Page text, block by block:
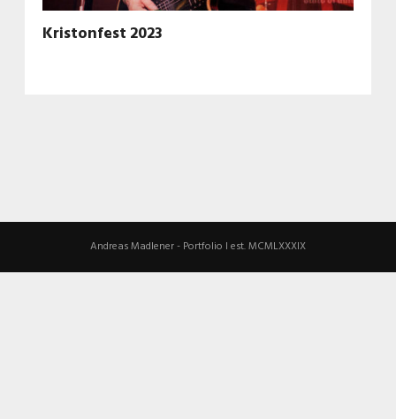
Kristonfest 2023
Andreas Madlener - Portfolio I est. MCMLXXXIX